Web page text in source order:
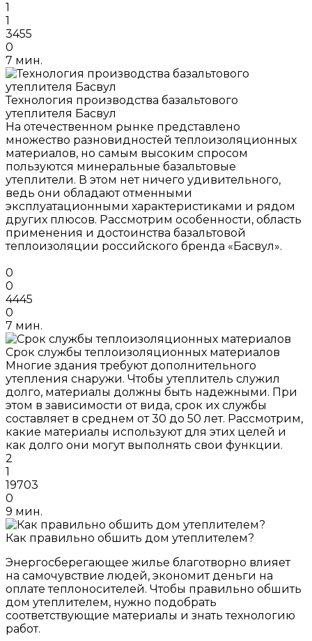
1
1
3455
0
7 мин.
Технология производства базальтового
утеплителя Басвул
На отечественном рынке представлено
множество разновидностей теплоизоляционных
материалов, но самым высоким спросом
пользуются минеральные базальтовые
утеплители. В этом нет ничего удивительного,
ведь они обладают отменными
эксплуатационными характеристиками и рядом
других плюсов. Рассмотрим особенности, область
применения и достоинства базальтовой
теплоизоляции российского бренда «Басвул».
0
0
4445
0
7 мин.
Срок службы теплоизоляционных материалов
Многие здания требуют дополнительного
утепления снаружи. Чтобы утеплитель служил
долго, материалы должны быть надежными. При
этом в зависимости от вида, срок их службы
составляет в среднем от 30 до 50 лет. Рассмотрим,
какие материалы используют для этих целей и
как долго они могут выполнять свои функции.
2
1
19703
0
9 мин.
Как правильно обшить дом утеплителем?
Энергосберегающее жилье благотворно влияет
на самочувствие людей, экономит деньги на
оплате теплоносителей. Чтобы правильно обшить
дом утеплителем, нужно подобрать
соответствующие материалы и знать технологию
работ.